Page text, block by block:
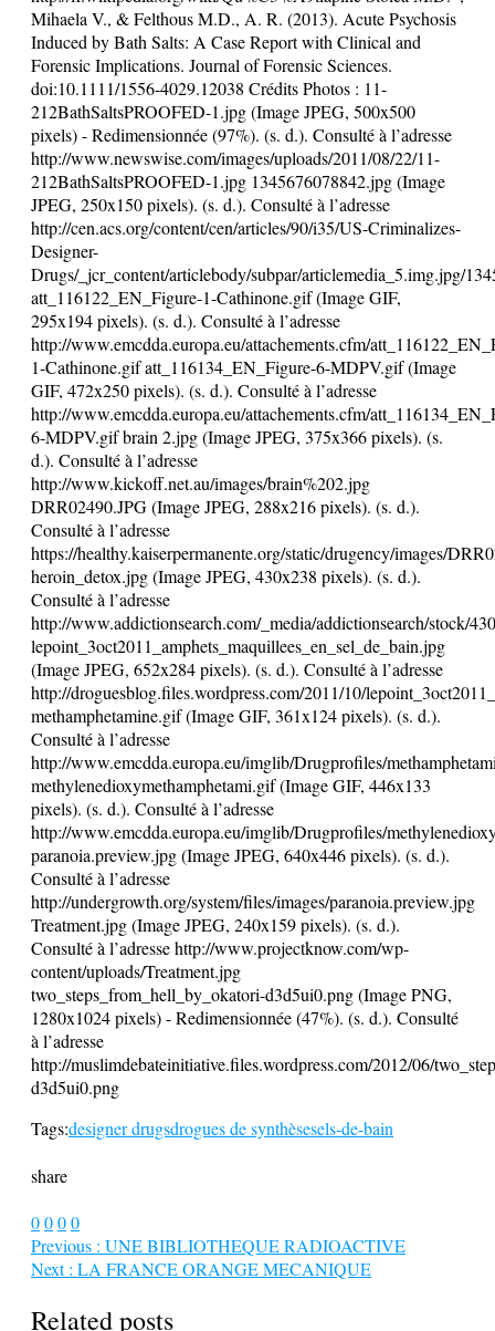
Mihaela V., & Felthous M.D., A. R. (2013). Acute Psychosis
Induced by Bath Salts: A Case Report with Clinical and
Forensic Implications. Journal of Forensic Sciences.
doi:10.1111/1556-4029.12038 Crédits Photos : 11-
212BathSaltsPROOFED-1.jpg (Image JPEG, 500x500
pixels) - Redimensionnée (97%). (s. d.). Consulté à l’adresse
http://www.newswise.com/images/uploads/2011/08/22/11-
212BathSaltsPROOFED-1.jpg 1345676078842.jpg (Image
JPEG, 250x150 pixels). (s. d.). Consulté à l’adresse
http://cen.acs.org/content/cen/articles/90/i35/US-Criminalizes-
Designer-
Drugs/_jcr_content/articlebody/subpar/articlemedia_5.img.jpg/
att_116122_EN_Figure-1-Cathinone.gif (Image GIF,
295x194 pixels). (s. d.). Consulté à l’adresse
http://www.emcdda.europa.eu/attachements.cfm/
1-Cathinone.gif att_116134_EN_Figure-6-MDPV.gif (Image
GIF, 472x250 pixels). (s. d.). Consulté à l’adresse
http://www.emcdda.europa.eu/attachements.cfm/
6-MDPV.gif brain 2.jpg (Image JPEG, 375x366 pixels). (s.
d.). Consulté à l’adresse
http://www.kickoff.net.au/images/brain%202.jpg
DRR02490.JPG (Image JPEG, 288x216 pixels). (s. d.).
Consulté à l’adresse
https://healthy.kaiserpermanente.org/static/drugency/images/
heroin_detox.jpg (Image JPEG, 430x238 pixels). (s. d.).
Consulté à l’adresse
http://www.addictionsearch.com/_media/addictionsearch/stock/
lepoint_3oct2011_amphets_maquillees_en_sel_de_bain.jpg
(Image JPEG, 652x284 pixels). (s. d.). Consulté à l’adresse
http://droguesblog.files.wordpress.com/2011/10/
methamphetamine.gif (Image GIF, 361x124 pixels). (s. d.).
Consulté à l’adresse
http://www.emcdda.europa.eu/imglib/Drugprofiles/
methylenedioxymethamphetami.gif (Image GIF, 446x133
pixels). (s. d.). Consulté à l’adresse
http://www.emcdda.europa.eu/imglib/Drugprofiles/
paranoia.preview.jpg (Image JPEG, 640x446 pixels). (s. d.).
Consulté à l’adresse
http://undergrowth.org/system/files/images/paranoia.preview.jpg
Treatment.jpg (Image JPEG, 240x159 pixels). (s. d.).
Consulté à l’adresse http://www.projectknow.com/wp-
content/uploads/Treatment.jpg
two_steps_from_hell_by_okatori-d3d5ui0.png (Image PNG,
1280x1024 pixels) - Redimensionnée (47%). (s. d.). Consulté
à l’adresse
http://muslimdebateinitiative.files.wordpress.com/2012/06/
d3d5ui0.png
Tags:designer drugsdrogues de synthèsesels-de-bain
share
0000
Previous : UNE BIBLIOTHEQUE RADIOACTIVE
Next : LA FRANCE ORANGE MECANIQUE
Related posts